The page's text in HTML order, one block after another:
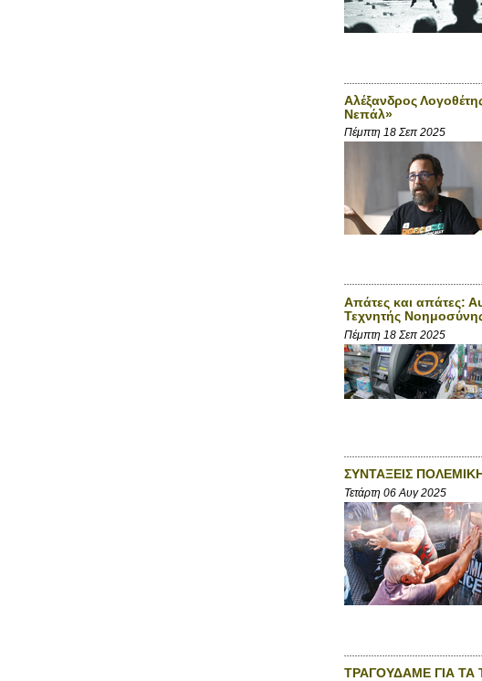
Αλέξανδρος
Νεπάλ»
Πέμπτη 18 Σεπ 2025
Απάτες και απάτες:
Τεχνητής
Πέμπτη 18 Σεπ 2025
ΣΥΝΤΑΞΕΙΣ
Τετάρτη 06 Αυγ 2025
ΤΡΑΓΟΥΔΑΜΕ ΓΙΑ ΤΑ